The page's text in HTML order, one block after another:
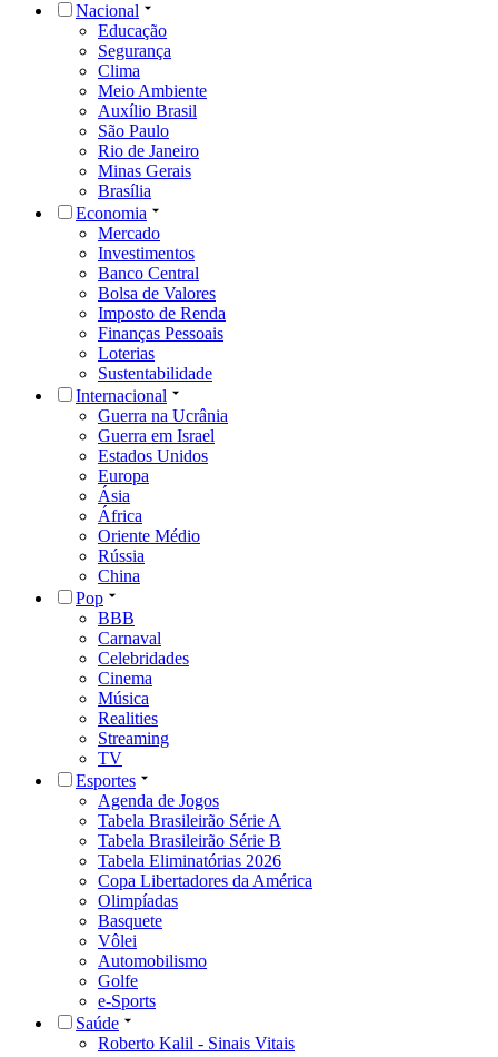
Nacional
Educação
Segurança
Clima
Meio Ambiente
Auxílio Brasil
São Paulo
Rio de Janeiro
Minas Gerais
Brasília
Economia
Mercado
Investimentos
Banco Central
Bolsa de Valores
Imposto de Renda
Finanças Pessoais
Loterias
Sustentabilidade
Internacional
Guerra na Ucrânia
Guerra em Israel
Estados Unidos
Europa
Ásia
África
Oriente Médio
Rússia
China
Pop
BBB
Carnaval
Celebridades
Cinema
Música
Realities
Streaming
TV
Esportes
Agenda de Jogos
Tabela Brasileirão Série A
Tabela Brasileirão Série B
Tabela Eliminatórias 2026
Copa Libertadores da América
Olimpíadas
Basquete
Vôlei
Automobilismo
Golfe
e-Sports
Saúde
Roberto Kalil - Sinais Vitais